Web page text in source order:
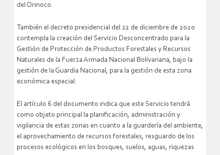
coordenadas está incluida dentro del bloque 4 del Arco Minero
También el decreto presidencial del 22 de diciembre de 2020
contempla la creación del Servicio Desconcentrado para la
Gestión de Protección de Productos Forestales y Recursos
Naturales de la Fuerza Armada Nacional Bolivariana, bajo la
gestión de la Guardia Nacional, para la gestión de esta zona
El artículo 6 del documento indica que este Servicio tendrá
como objeto principal la planificación, administración y
vigilancia de estas zonas en cuanto a la guardería del ambiente,
el aprovechamiento de recursos forestales, resguardo de los